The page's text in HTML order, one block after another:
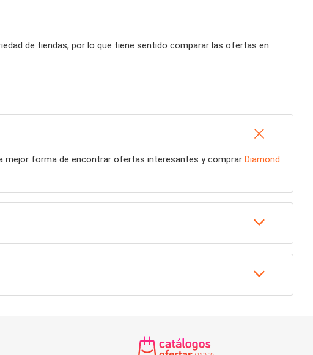
de tiendas, por lo que tiene sentido comparar las ofertas en
mejor forma de encontrar ofertas interesantes y comprar Diamond